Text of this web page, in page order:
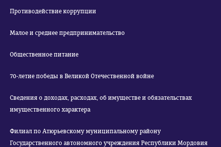
Противодействие коррупции
Малое и среднее предпринимательство
Общественное питание
70-летие победы в Великой Отечественной войне
Сведения о доходах, расходах, об имуществе и обязательствах
имущественного характера
Филиал по Атюрьевскому муниципальному району
Государственного автономного учреждения Республики Мордовия